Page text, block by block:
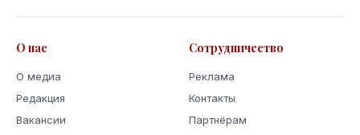
О нас
О медиа
Редакция
Вакансии
Сотрудничество
Реклама
Контакты
Партнёрам